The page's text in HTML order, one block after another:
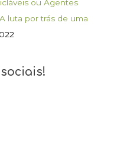
ou Agentes
luta por trás de uma